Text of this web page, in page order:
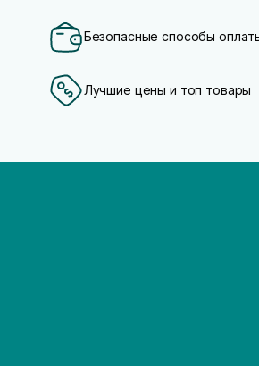
Безопасные способы
Лучшие цены и топ товары